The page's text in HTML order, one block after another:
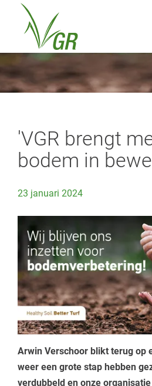
'VGR brengt
bodem in
23 januari 2024
Arwin Verschoor blikt terug op
weer een grote stap hebben
verdubbeld en onze